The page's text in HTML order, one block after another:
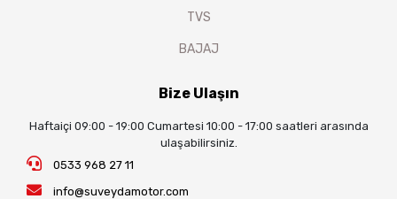
TVS
BAJAJ
Bize Ulaşın
Haftaiçi 09:00 - 19:00 Cumartesi 10:00 - 17:00 saatleri arasında
ulaşabilirsiniz.
0533 968 27 11
info@suveydamotor.com